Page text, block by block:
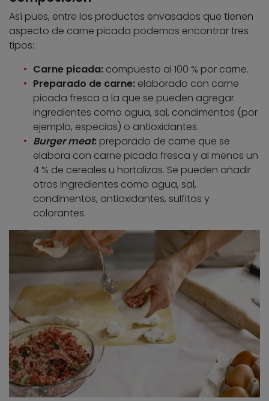
Así pues, entre los productos envasados que tienen
aspecto de carne picada podemos encontrar tres
tipos:
Carne picada: compuesto al 100 % por carne.
Preparado de carne: elaborado con carne
picada fresca a la que se pueden agregar
ingredientes como agua, sal, condimentos (por
ejemplo, especias) o antioxidantes.
Burger meat: preparado de carne que se
elabora con carne picada fresca y al menos un
4 % de cereales u hortalizas. Se pueden añadir
otros ingredientes como agua, sal,
condimentos, antioxidantes, sulfitos y
colorantes.